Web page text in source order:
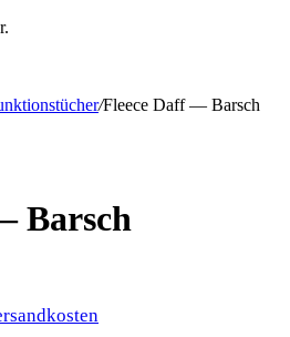
/Fleece Daff — Barsch
Barsch